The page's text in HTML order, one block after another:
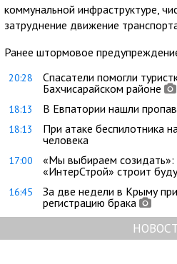
коммунальной инфраструктуре,
затруднение движение
Ранее штормовое
20:28
Спасатели помогли
Бахчисарайском районе
18:13 В Евпатории нашли
18:13
При атаке беспилотника
человека
17:00
«Мы выбираем созидать»:
«ИнтерСтрой» строит
16:45
За две недели в Крыму
регистрацию брака